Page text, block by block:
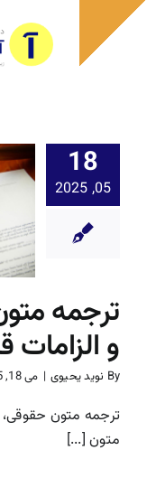
Skip
دارالترجمه‌ها
خدمات ترجمه
ترجمه رسمی فوری
وبلاگ
درباره ما
18
05, 2025
ترجمه
و الزامات
By نوید یحیوی | می 18, 2025
ترجمه متون حقوقی،
متون [...]